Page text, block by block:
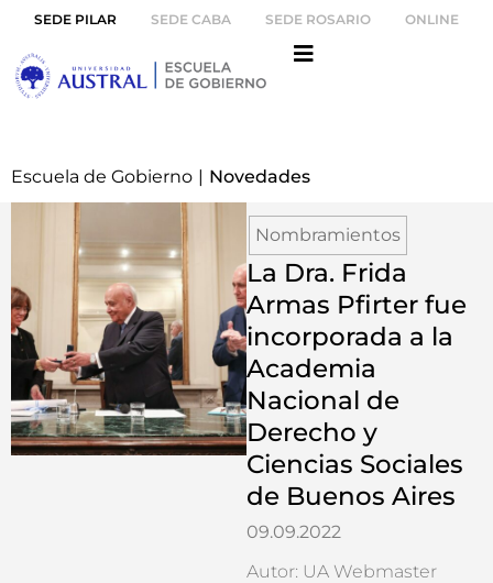
SEDE PILAR SEDE CABA SEDE ROSARIO ONLINE
Escuela de Gobierno | Novedades
Nombramientos
La Dra. Frida
Armas Pfirter fue
incorporada a la
Academia
Nacional de
Derecho y
Ciencias Sociales
de Buenos Aires
09.09.2022
Autor: UA Webmaster